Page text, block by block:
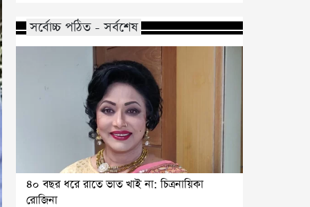
সর্বোচ্চ পঠিত - সর্বশেষ
৪০ বছর ধরে রাতে ভাত খাই না: চিত্রনায়িকা
রোজিনা